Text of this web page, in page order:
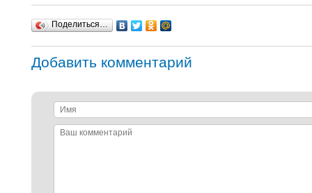
Поделиться…
Добавить комментарий
Имя
Ваш